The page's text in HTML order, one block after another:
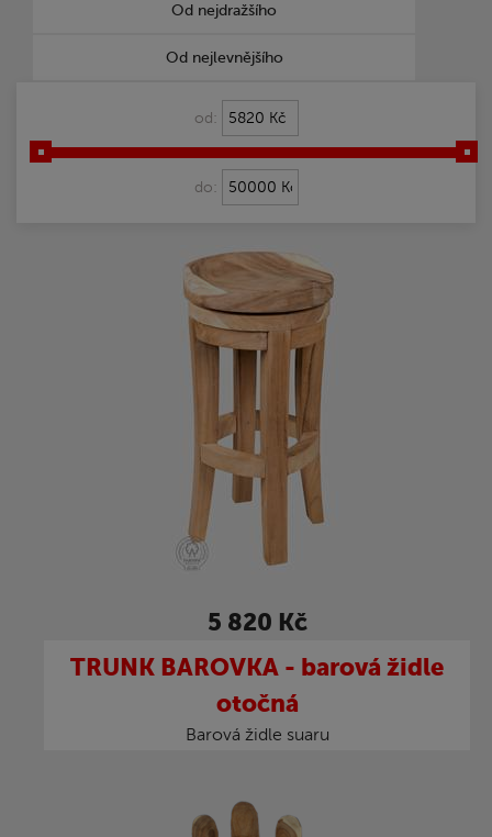
Od nejdražšího
Od nejlevnějšího
od:
do:
5 820 Kč
TRUNK BAROVKA - barová židle
otočná
Barová židle suaru